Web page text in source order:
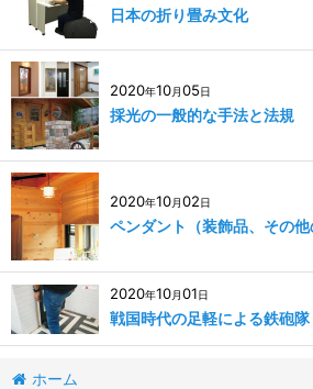
日本の折り畳み文化
2020年10月05日
採光の一般的な手法と法規
2020年10月02日
ペンダント（装飾品、その他
2020年10月01日
戦国時代の足軽による鉄砲隊
ホーム